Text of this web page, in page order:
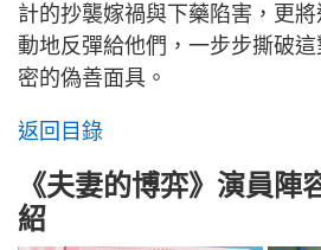
計的抄襲嫁禍與下藥陷害，更
動地反彈給他們，一步步撕破
密的偽善面具。
返回目錄
《夫妻的博弈》演員陣
紹